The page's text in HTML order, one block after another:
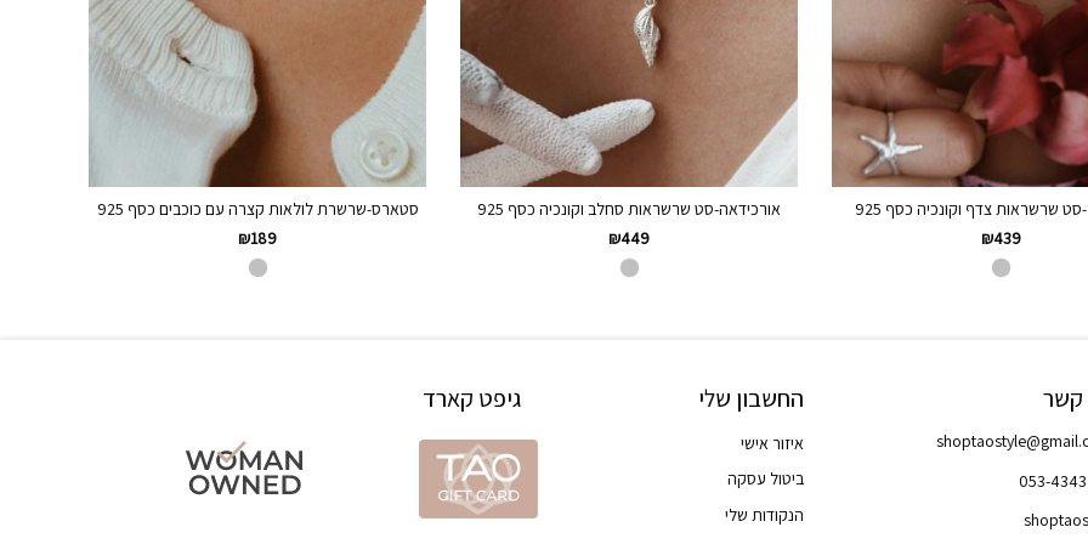
סט שרשראות צדף וקונכיה כסף 925
₪439
אורכידאה-סט שרשראות סחלב וקונכיה כסף 925
₪449
סטארס-שרשרת לולאות קצרה עם כוכבים כסף 925
₪189
החשבון שלי
איזור אישי
ביטול עסקה
הנקודות שלי
קשר
053-
גיפט קארד